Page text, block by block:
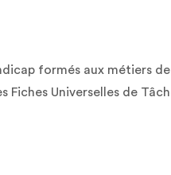
formés aux métiers
Universelles de